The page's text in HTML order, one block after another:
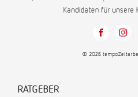
Kandidaten für unsere
© 2026
RATGEBER